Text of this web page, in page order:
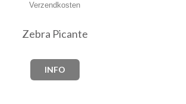
Verzendkosten
Zebra Picante
INFO